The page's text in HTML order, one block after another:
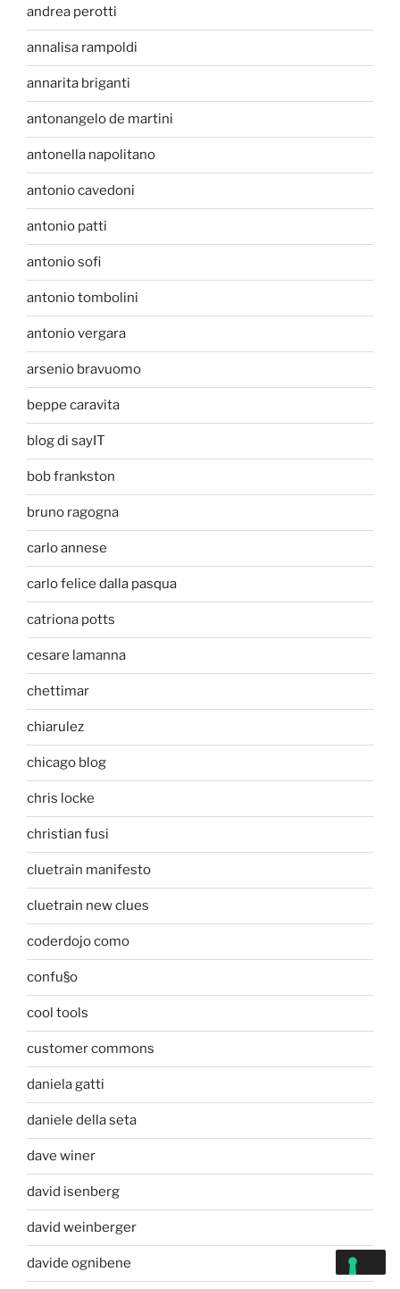
andrea perotti
annalisa rampoldi
annarita briganti
antonangelo de martini
antonella napolitano
antonio cavedoni
antonio patti
antonio sofi
antonio tombolini
antonio vergara
arsenio bravuomo
beppe caravita
blog di sayIT
bob frankston
bruno ragogna
carlo annese
carlo felice dalla pasqua
catriona potts
cesare lamanna
chettimar
chiarulez
chicago blog
chris locke
christian fusi
cluetrain manifesto
cluetrain new clues
coderdojo como
confu§o
cool tools
customer commons
daniela gatti
daniele della seta
dave winer
david isenberg
david weinberger
davide ognibene